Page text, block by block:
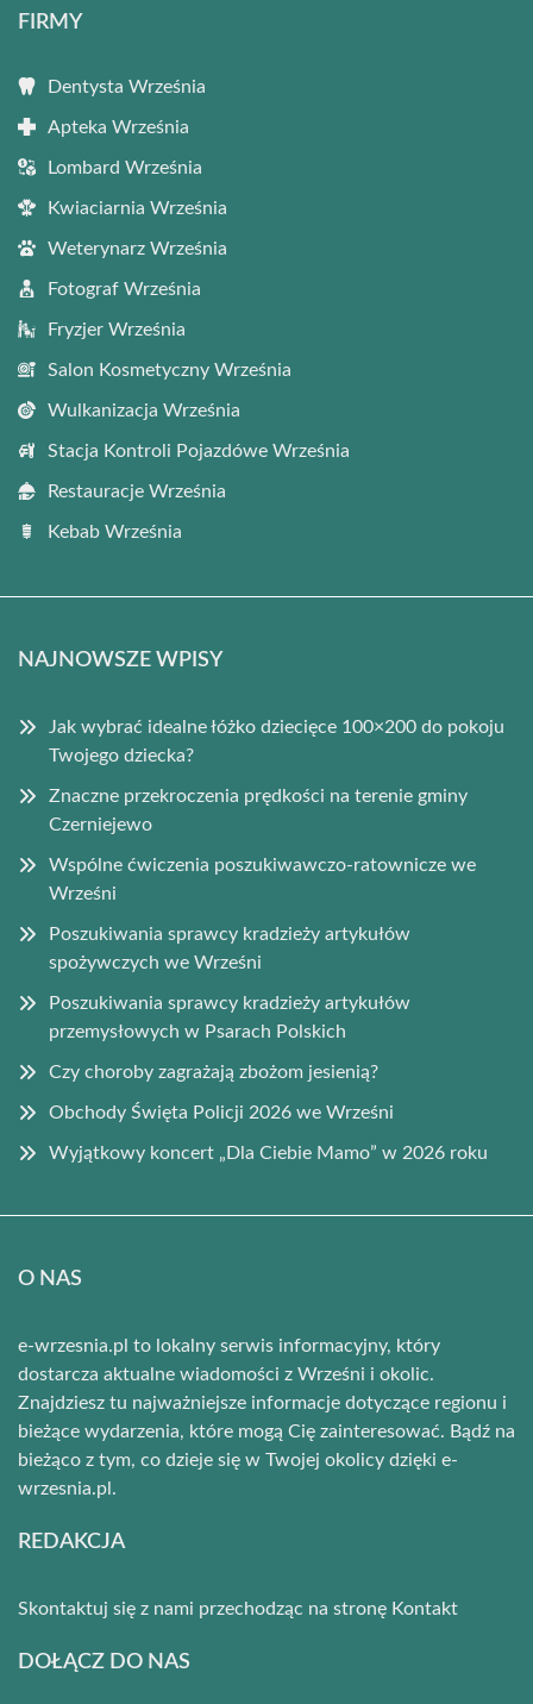
FIRMY
Dentysta Września
Apteka Września
Lombard Września
Kwiaciarnia Września
Weterynarz Września
Fotograf Września
Fryzjer Września
Salon Kosmetyczny Września
Wulkanizacja Września
Stacja Kontroli Pojazdówe Września
Restauracje Września
Kebab Września
NAJNOWSZE WPISY
Jak wybrać idealne łóżko dziecięce 100×200 do pokoju
Twojego dziecka?
Znaczne przekroczenia prędkości na terenie gminy
Czerniejewo
Wspólne ćwiczenia poszukiwawczo-ratownicze we
Wrześni
Poszukiwania sprawcy kradzieży artykułów
spożywczych we Wrześni
Poszukiwania sprawcy kradzieży artykułów
przemysłowych w Psarach Polskich
Czy choroby zagrażają zbożom jesienią?
Obchody Święta Policji 2026 we Wrześni
Wyjątkowy koncert „Dla Ciebie Mamo” w 2026 roku
O NAS
e-wrzesnia.pl to lokalny serwis informacyjny, który
dostarcza aktualne wiadomości z Wrześni i okolic.
Znajdziesz tu najważniejsze informacje dotyczące regionu i
bieżące wydarzenia, które mogą Cię zainteresować. Bądź na
bieżąco z tym, co dzieje się w Twojej okolicy dzięki e-
wrzesnia.pl.
REDAKCJA
Skontaktuj się z nami przechodząc na stronę Kontakt
DOŁĄCZ DO NAS